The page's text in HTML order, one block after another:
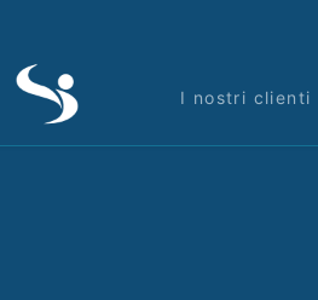
I nostri clienti